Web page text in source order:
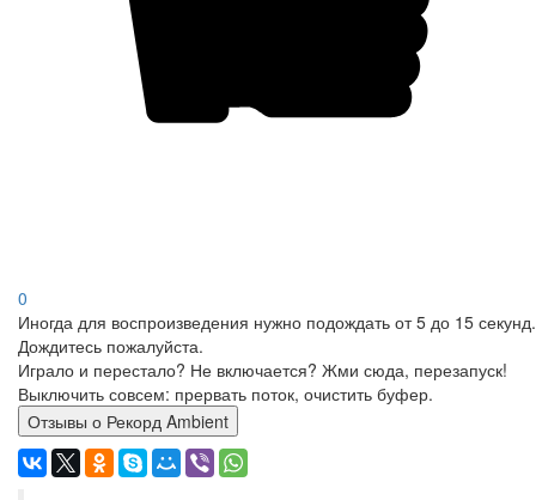
0
Иногда для воспроизведения нужно подождать от 5 до 15 секунд.
Дождитесь пожалуйста.
Играло и перестало? Не включается? Жми сюда, перезапуск!
Выключить совсем: прервать поток, очистить буфер.
Отзывы о Рекорд Ambient